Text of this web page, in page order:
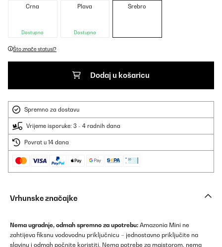
Crna
Dostupno
Plava
Dostupno
Srebro
Što znače statusi?
Dodaj u košaricu
Spremno za dostavu
Vrijeme isporuke: 3 - 4 radnih dana
Povrat u 14 dana
Vrhunske značajke
Nema ugradnje, odmah spremno za upotrebu: Amazonia Mini ne
zahtijeva fiksnu vodovodnu priključnicu – jednostavno priključite na
slavinu i odmah počnite koristiti. Nema potrebe za majstorom, nema